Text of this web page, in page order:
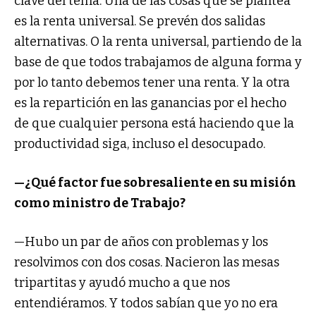
es la renta universal. Se prevén dos salidas
alternativas. O la renta universal, partiendo de la
base de que todos trabajamos de alguna forma y
por lo tanto debemos tener una renta. Y la otra
es la repartición en las ganancias por el hecho
de que cualquier persona está haciendo que la
productividad siga, incluso el desocupado.
—¿Qué factor fue sobresaliente en su misión
como ministro de Trabajo?
—Hubo un par de años con problemas y los
resolvimos con dos cosas. Nacieron las mesas
tripartitas y ayudó mucho a que nos
entendiéramos. Y todos sabían que yo no era